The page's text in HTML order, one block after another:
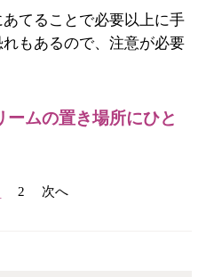
てることで必要以上に手
もあるので、注意が必要
ームの置き場所にひと
2 次へ